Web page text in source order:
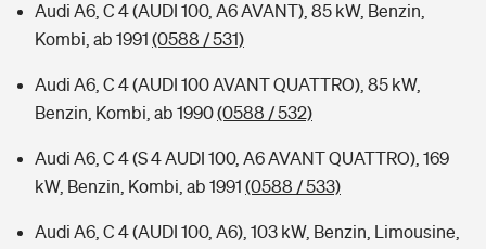
Audi A6, C 4 (AUDI 100, A6 AVANT), 85 kW, Benzin,
Kombi, ab 1991 (0588 / 531)
Audi A6, C 4 (AUDI 100 AVANT QUATTRO), 85 kW,
Benzin, Kombi, ab 1990(0588 / 532)
Audi A6, C 4 (S 4 AUDI 100, A6 AVANT QUATTRO), 169
kW, Benzin, Kombi, ab 1991 (0588 / 533)
Audi A6, C 4 (AUDI 100, A6), 103 kW, Benzin, Limousine,